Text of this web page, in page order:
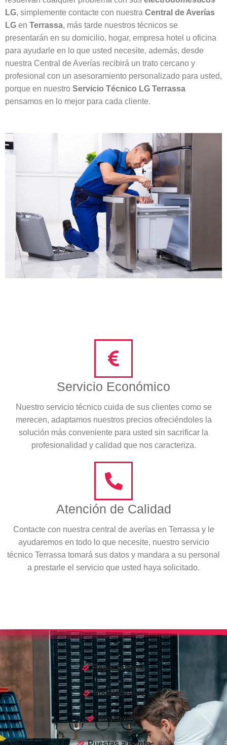
LG, simplemente contacte con nuestra Central de Averías
LG en Terrassa, más tarde nuestros técnicos se
presentarán en su domicilio, hogar, empresa hotel u oficina
para ayudarle en lo que usted necesite, además, desde
nuestra Central de Averías recibirá un trato cercano y
profesional con un asesoramiento personalizado para usted,
porque en nuestro Servicio Técnico LG Terrassa
pensamos en lo mejor para cada cliente.
Servicio Económico
Nuestro servicio técnico cuida de sus clientes como se
merecen, adaptamos nuestros precios ofreciéndoles la
solución más conveniente para usted sin sacrificar la
profesionalidad y calidad que nos caracteriza.
Atención de Calidad
Contacte con nuestra central de averías en Terrassa y le
ayudaremos en todo lo que necesite, nuestro servicio
técnico Terrassa tomará sus datos y mandara a su personal
a prestarle el servicio que usted haya solicitado.
Reparaciones
Instalaciones
Revisiones